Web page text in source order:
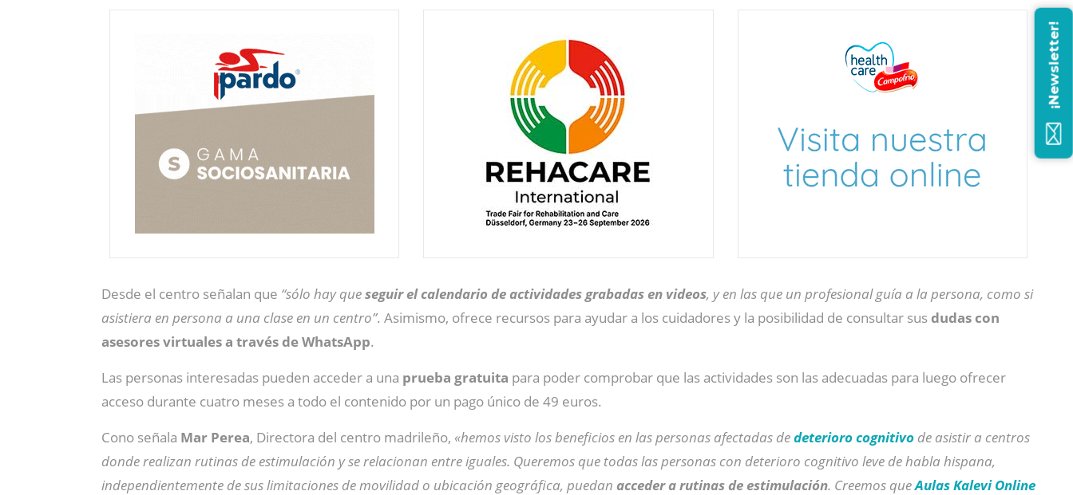
Desde el centro señalan que “sólo hay queseguir el calendario de actividades grabadas en videos, y en las que un profesional guía a la persona, como si
asistiera en persona a una clase en un centro”. Asimismo, ofrece recursos para ayudar a los cuidadores y la posibilidad de consultar sus dudas con
asesores virtuales a través de WhatsApp.
Las personas interesadas pueden acceder a una prueba gratuita para poder comprobar que las actividades son las adecuadas para luego ofrecer
acceso durante cuatro meses a todo el contenido por un pago único de 49 euros.
Cono señala Mar Perea, Directora del centro madrileño, «hemos visto los beneficios en las personas afectadas dedeterioro cognitivo de asistir a centros
donde realizan rutinas de estimulación y se relacionan entre iguales. Queremos que todas las personas con deterioro cognitivo leve de habla hispana,
independientemente de sus limitaciones de movilidad o ubicación geográfica, puedan acceder a rutinas de estimulación. Creemos queAulas Kalevi Online
¡Newsletter!